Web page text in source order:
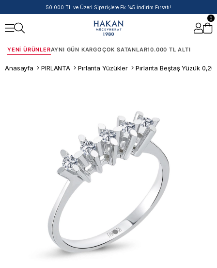
50.000 TL ve Üzeri Siparişlere Ek %5 İndirim Fırsatı!
0
YENI ÜRÜNLERAYNI GÜN KARGOÇOK SATANLAR10.000 TL ALTI
Anasayfa PIRLANTA Pırlanta Yüzükler Pırlanta Beştaş Yüzük 0,20